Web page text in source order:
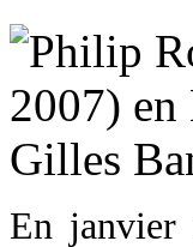
En janvier